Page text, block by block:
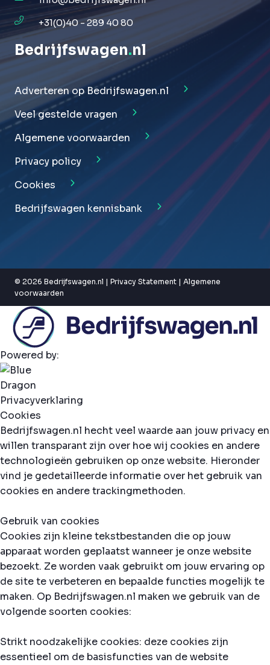
+31(0)40 - 289 40 80
Bedrijfswagen.nl
Adverteren op Bedrijfswagen.nl
Veel gestelde vragen
Algemene voorwaarden
Privacy policy
Cookies
Bedrijfswagen kennisbank
© 2026 Bedrijfswagen.nl | Privacy Statement | Algemene
voorwaarden
Powered by:
Privacyverklaring
Cookies
Bedrijfswagen.nl hecht veel waarde aan jouw privacy en
willen transparant zijn over hoe wij cookies en andere
technologieën gebruiken op onze website. Hieronder
vind je gedetailleerde informatie over het gebruik van
cookies en andere trackingmethoden.
Gebruik van cookies
Cookies zijn kleine tekstbestanden die op jouw
apparaat worden geplaatst wanneer je onze website
bezoekt. Ze worden vaak gebruikt om jouw ervaring op
de site te verbeteren en bepaalde functies mogelijk te
maken. Op Bedrijfswagen.nl maken we gebruik van de
volgende soorten cookies:
Strikt noodzakelijke cookies: deze cookies zijn
essentieel om de basisfuncties van de website